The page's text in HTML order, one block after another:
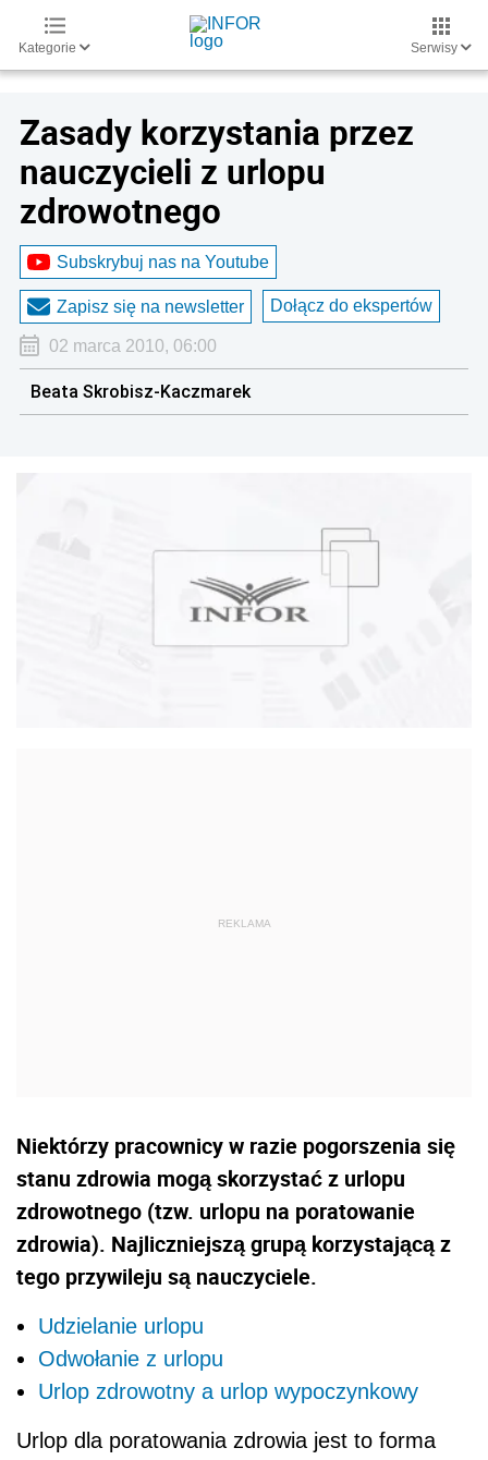
Kategorie Serwisy
Zasady korzystania przez
nauczycieli z urlopu
zdrowotnego
Subskrybuj nas na Youtube
Zapisz się na newsletter Dołącz do ekspertów
02 marca 2010, 06:00
Beata Skrobisz-Kaczmarek
Niektórzy pracownicy w razie pogorszenia się
stanu zdrowia mogą skorzystać z urlopu
zdrowotnego (tzw. urlopu na poratowanie
zdrowia). Najliczniejszą grupą korzystającą z
tego przywileju są nauczyciele.
Udzielanie urlopu
Odwołanie z urlopu
Urlop zdrowotny a urlop wypoczynkowy
Urlop dla poratowania zdrowia jest to forma